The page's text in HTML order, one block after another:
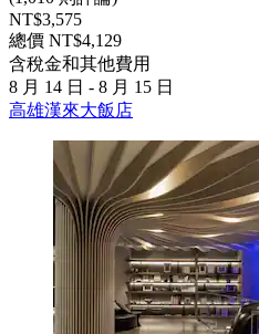
NT$3,575
總價 NT$4,129
含稅金和其他費用
8 月 14 日 - 8 月 15 日
高雄漢來大飯店